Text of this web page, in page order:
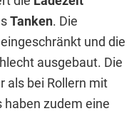
Tanken. Die
eingeschränkt und die
ausgebaut. Die
als bei Rollern mit
haben zudem eine